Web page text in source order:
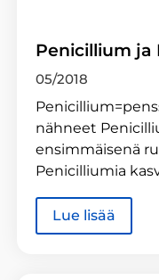
Penicillium ja
05/2018
nähneet
ensimmäisenä
Penicilliumia
Lue lisää